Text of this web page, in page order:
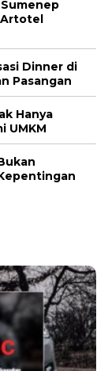
Artotel
Dinner di
Pasangan
Hanya
UMKM